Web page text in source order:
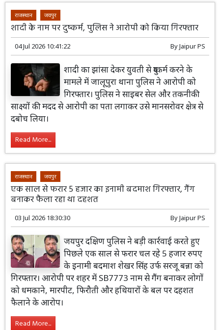
राजस्थान जयपुर
शादी के नाम पर दुष्कर्म, पुलिस ने आरोपी को किया गिरफ्तार
04 Jul 2026 10:41:22 ByJaipur PS
शादी का झांसा देकर युवती से दुष्कर्म करने के
मामले में जालूपुरा थाना पुलिस ने आरोपी को
गिरफ्तार। पुलिस ने साइबर सेल और तकनीकी
साक्ष्यों की मदद से आरोपी का पता लगाकर उसे मानसरोवर क्षेत्र से
दबोच लिया।
Read More...
राजस्थान जयपुर
एक साल से फरार 5 हजार का इनामी बदमाश गिरफ्तार, गैंग
बनाकर फैला रहा था दहशत
03 Jul 2026 18:30:30 ByJaipur PS
जयपुर दक्षिण पुलिस ने बड़ी कार्रवाई करते हुए
पिछले एक साल से फरार चल रहे 5 हजार रुपए
के इनामी बदमाश शेखर सिंह उर्फ सरजू बन्ना को
गिरफ्तार। आरोपी पर शहर में SB7773 नाम से गैंग बनाकर लोगों
को धमकाने, मारपीट, फिरौती और हथियारों के बल पर दहशत
फैलाने के आरोप।
Read More...